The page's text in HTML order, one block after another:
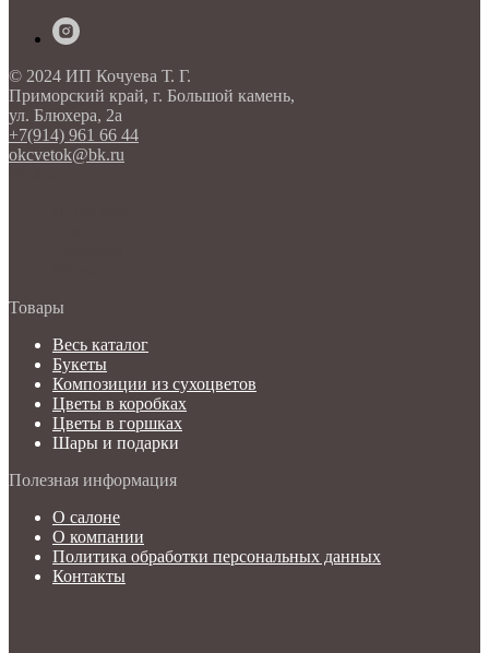
© 2024 ИП Кочуева Т. Г.
Приморский край, г. Большой камень,
ул. Блюхера, 2а
+7(914) 961 66 44
okcvetok@bk.ru
Товары
Весь каталог
Букеты
Композиции из сухоцветов
Цветы в коробках
Цветы в горшках
Шары и подарки
Полезная информация
О салоне
О компании
Политика обработки персональных данных
Контакты